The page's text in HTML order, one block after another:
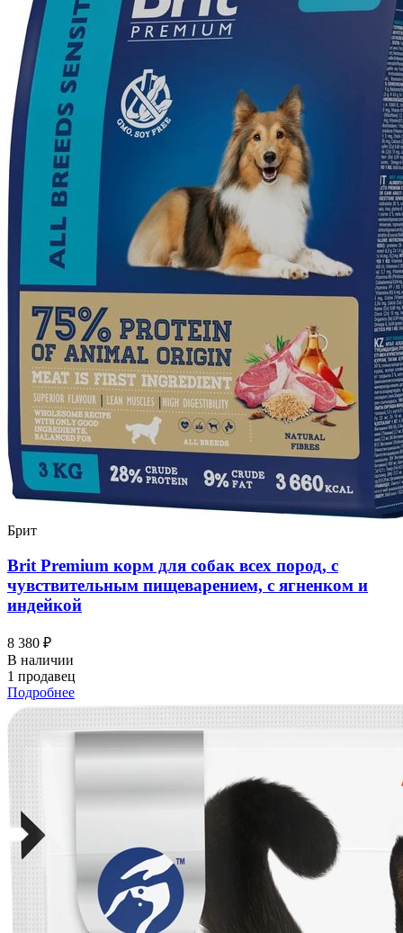
Брит
Brit Premium корм для собак всех пород, с
чувствительным пищеварением, с ягненком и
индейкой
8 380 ₽
В наличии
1 продавец
Подробнее